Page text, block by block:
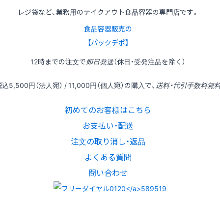
レジ袋など、業務用のテイクアウト食品容器の専門店です。
食品容器販売の
【パックデポ】
12時までの注文で即日発送（休日・受発注品を除く）
込5,500円（法人宛） / 11,000円（個人宛）の購入で、 送料・代引手数料無
初めてのお客様はこちら
お支払い・配送
注文の取り消し・返品
よくある質問
問い合わせ